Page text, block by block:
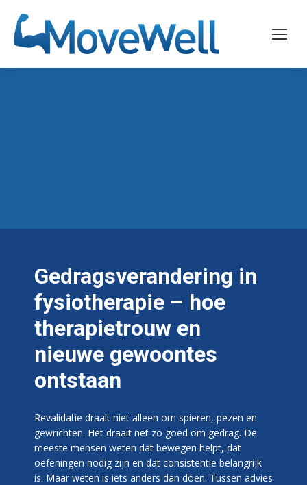
Gedragsverandering in
fysiotherapie – hoe
therapietrouw en
nieuwe gewoontes
ontstaan
Revalidatie draait niet alleen om spieren, pezen en
gewrichten. Het draait net zo goed om gedrag. De
meeste mensen weten dat bewegen helpt, dat
oefeningen nodig zijn en dat consistentie belangrijk
is. Maar weten is iets anders dan doen. Tussen advies